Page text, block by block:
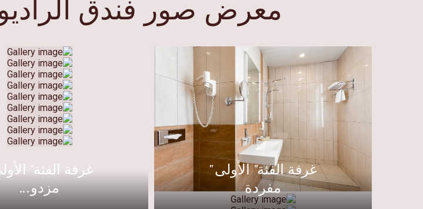
معرض صور فندق
غرفة الفئة" الأولى "
مفردة
غرفة الفئة"
مزدو...